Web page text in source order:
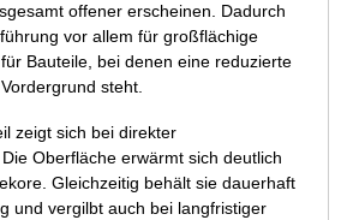
offener erscheinen. Dadurch
vor allem für großflächige
Bauteile, bei denen eine reduzierte
steht.
zeigt sich bei direkter
Oberfläche erwärmt sich deutlich
Gleichzeitig behält sie dauerhaft
und vergilbt auch bei langfristiger